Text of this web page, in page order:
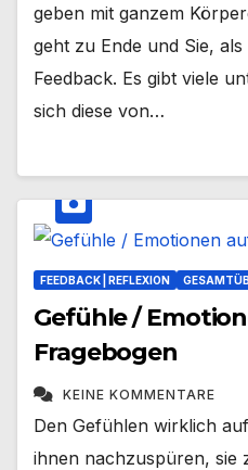
geben mit ganzem
geht zu Ende und Sie,
Feedback. Es gibt viele
sich diese von…
FEEDBACK | REFLEXION
Gefühle /
Fragebogen
KEINE KOMMENTARE
Den Gefühlen wirklich
ihnen nachzuspüren, sie